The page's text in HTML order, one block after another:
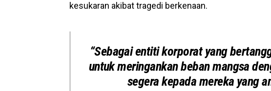
kesukaran akibat tragedi berkenaan.
“Sebagai entiti korporat yang
untuk meringankan beban mangsa
segera kepada mereka yang